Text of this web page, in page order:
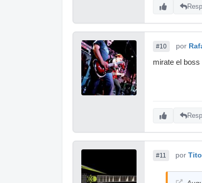
#10 por
mirate el
#11 por Tito